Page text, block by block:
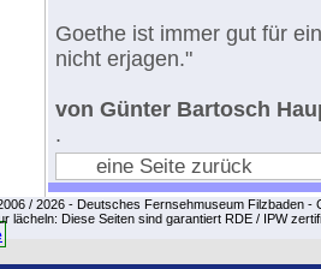
Goethe ist immer gut für
nicht erjagen."
von Günter Bartosch
.
eine Seite zurück
/ 2026 - Deutsches Fernsehmuseum Filzbaden -
lächeln: Diese Seiten sind garantiert RDE / IPW